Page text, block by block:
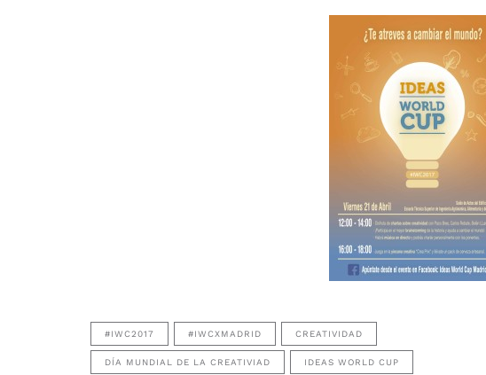
#IWC2017 #IWCXMADRID CREATIVIDAD
DÍA MUNDIAL DE LA CREATIVIAD IDEAS WORLD CUP